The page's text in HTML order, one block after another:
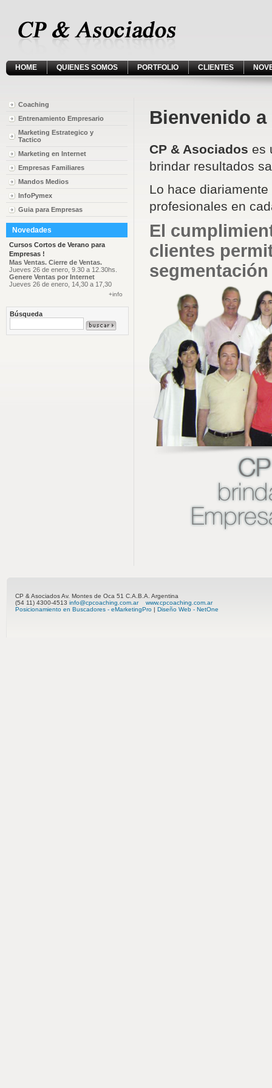
HOME QUIENES SOMOS PORTFOLIO CLIENTES
Bienvenido
CP & Asociados es
brindar resultados
Lo hace
profesionales en
El
clientes
segmentación
Coaching
Entrenamiento Empresario
Marketing Estrategico y
Tactico
Marketing en Internet
Empresas Familiares
Mandos Medios
InfoPymex
Guia para Empresas
Novedades
Cursos Cortos de Verano para
Empresas !
Mas Ventas. Cierre de Ventas.
Jueves 26 de enero, 9.30 a 12.30hs.
Genere Ventas por Internet
Jueves 26 de enero, 14,30 a 17,30
+info
Búsqueda
CP & Asociados Av. Montes de Oca 51 C.A.B.A. Argentina
(54 11) 4300-4513 info@cpcoaching.com.ar
www.cpcoaching.com.ar
Posicionamiento en Buscadores - eMarketingPro | Diseño Web - NetOne